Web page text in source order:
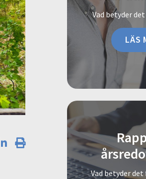
Vad betyder
LÄS
Vad betyder